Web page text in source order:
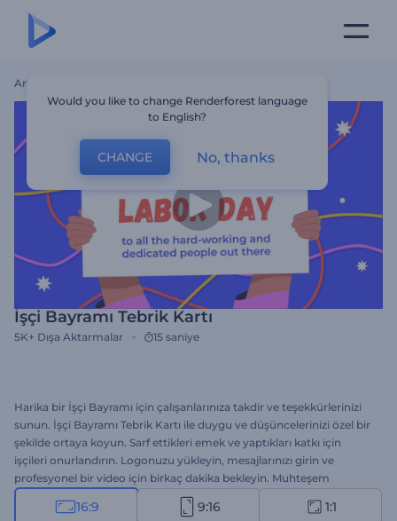
Ana Sayfa
İşçi Bayramı Tebrik Kartı
5K+ Dışa Aktarmalar 15 saniye
Harika bir İşçi Bayramı için çalışanlarınıza takdir ve teşekkürlerinizi
sunun. İşçi Bayramı Tebrik Kartı ile duygu ve düşüncelerinizi özel bir
şekilde ortaya koyun. Sarf ettikleri emek ve yaptıkları katkı için
işçileri onurlandırın. Logonuzu yükleyin, mesajlarınızı girin ve
profesyonel bir video için birkaç dakika bekleyin. Muhteşem
çalışanları takdir ettiğinizi farklı bir yöntemle gösterin. Bu şablonu
şimdi deneyin!
16:9 9:16 1:1
Would you like to change Renderforest language
to English?
CHANGE No, thanks